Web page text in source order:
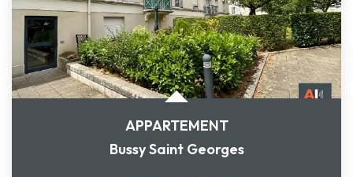
APPARTEMENT
Bussy Saint Georges